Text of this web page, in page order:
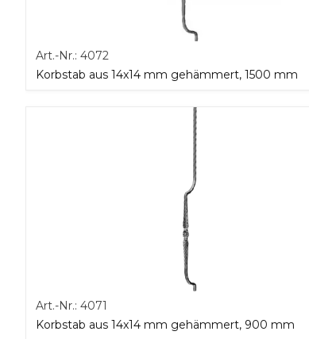
Art.-Nr.: 4072
Korbstab aus 14x14 mm gehämmert, 1500 mm
Art.-Nr.: 4071
Korbstab aus 14x14 mm gehämmert, 900 mm